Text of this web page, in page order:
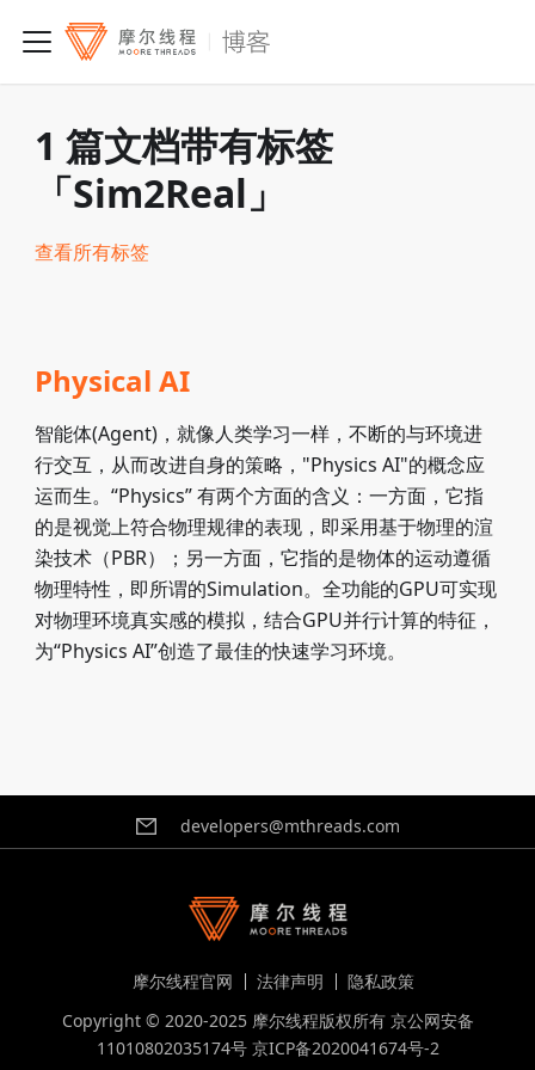
1 篇文档带有标签
「Sim2Real」
查看所有标签
Physical AI
智能体(Agent)，就像人类学习一样，不断的与环境进
行交互，从而改进自身的策略，"Physics AI"的概念应
运而生。“Physics” 有两个方面的含义：一方面，它指
的是视觉上符合物理规律的表现，即采用基于物理的渲
染技术（PBR）；另一方面，它指的是物体的运动遵循
物理特性，即所谓的Simulation。全功能的GPU可实现
对物理环境真实感的模拟，结合GPU并行计算的特征，
为“Physics AI”创造了最佳的快速学习环境。
developers@mthreads.com
摩尔线程官网 法律声明
隐私政策
Copyright © 2020-2025 摩尔线程版权所有 京公网安备
11010802035174号 京ICP备2020041674号-2